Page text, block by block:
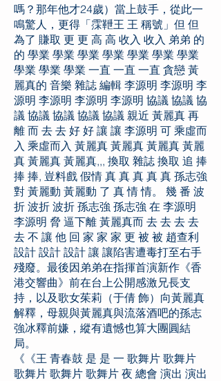
嗎？那年他才24歲）當上鼓手，從此一
鳴驚人，更得「霂靾王 王 稱號」但 但
為了 賺取 更 更 高 高 收入 收入 弟弟 的
的 學業 學業 學業 學業 學業 學業 學業
學業 學業 學業 一直 一直 一直 貪戀 黃
麗真的 音樂 雜誌 編輯 李源明 李源明 李
源明 李源明 李源明 李源明 協議 協議 協
議 協議 協議 協議 協議 親近 黃麗真 再
離 而 去 去 好 好 讓 讓 李源明 可 乘虛而
入 乘虛而入 黃麗真 黃麗真 黃麗真 黃麗
真 黃麗真 黃麗真,,, 換取 雜誌 換取 追 捧
捧 捧, 豈料戲 假情 真 真 真 真 真 孫志強
對 黃麗動 黃麗動 了 真 情 情。 幾 番 波
折 波折 波折 孫志強 孫志強 在 李源明
李源明 脅 逼下離 黃麗真而 去 去 去 去
去 不 讓 他 回 家 家 家 更 被 被 趙查利
設計 設計 設計 讓 讓陷害遭毒打至右手
殘廢。最後因弟弟在指揮首演新作《香
港交響曲》前在台上公開感激兄長支
持，以及歌女茱莉（于倩 飾）向黃麗真
解釋，母親與黃麗真與流落酒吧的孫志
強冰釋前嫌，縱有遺憾也算大團圓結
局。
《《王 青春鼓 是 是 一 歌舞片 歌舞片
歌舞片 歌舞片 歌舞片 夜 總會 演出 演出